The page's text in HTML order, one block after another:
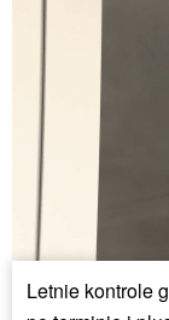
Letnie kontrole